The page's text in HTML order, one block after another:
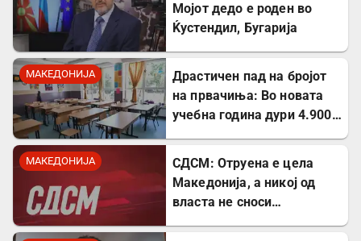
Мојот дедо е роден во
Ќустендил, Бугарија
МАКЕДОНИЈА
Драстичен пад на бројот
на првачиња: Во новата
учебна година дури 4.900
МАКЕДОНИЈА
СДСМ: Отруена е цела
Македонија, а никој од
власта не сноси